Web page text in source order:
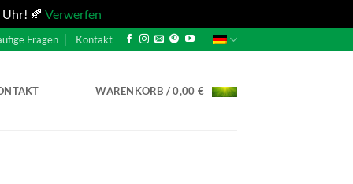
🍂 Verwerfen
Fragen Kontakt
WARENKORB /0,00 €